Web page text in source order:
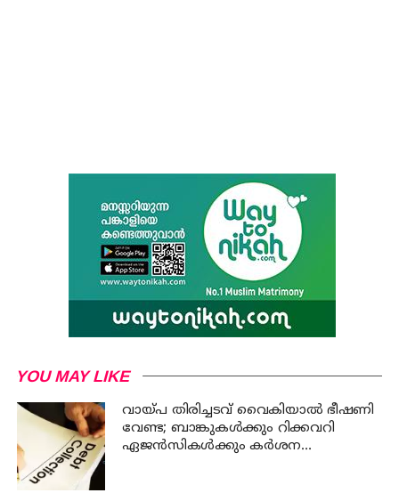
YOU MAY LIKE
വായ്പ തിരിച്ചടവ് വൈകിയാൽ ഭീഷണി
വേണ്ട; ബാങ്കുകൾക്കും റിക്കവറി
ഏജൻസികൾക്കും കർശന